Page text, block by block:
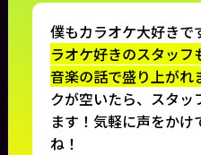
僕もカラオケ大好きで
ラオケ好きのスタッフ
音楽の話で盛り上がれ
クが空いたら、スタッ
ます！気軽に声をかけ
ね！